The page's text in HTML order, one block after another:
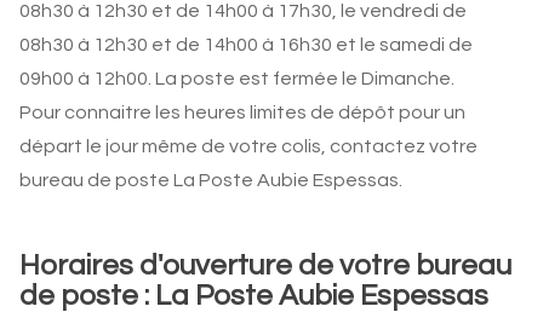
08h30 à 12h30 et de 14h00 à 17h30, le vendredi de
08h30 à 12h30 et de 14h00 à 16h30 et le samedi de
09h00 à 12h00. La poste est fermée le Dimanche.
Pour connaitre les heures limites de dépôt pour un
départ le jour même de votre colis, contactez votre
bureau de poste La Poste Aubie Espessas.
Horaires d'ouverture de votre bureau
de poste : La Poste Aubie Espessas